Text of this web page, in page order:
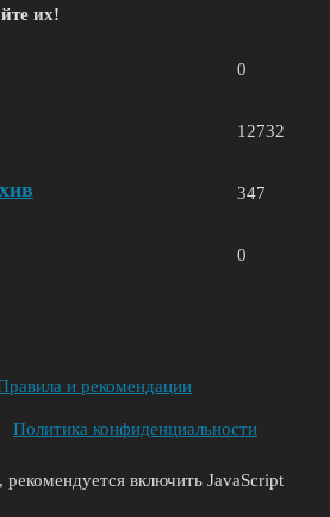
их!
0
12732
347
0
и рекомендации
Политика конфиденциальности
, рекомендуется включить JavaScript